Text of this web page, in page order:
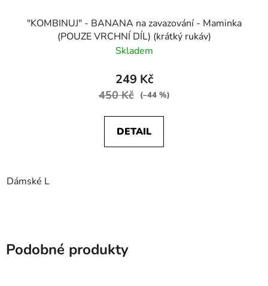
"KOMBINUJ" - BANANA na zavazování - Maminka
(POUZE VRCHNÍ DÍL) (krátký rukáv)
Skladem
249 Kč
450 Kč (–44 %)
DETAIL
Dámské L
Podobné produkty